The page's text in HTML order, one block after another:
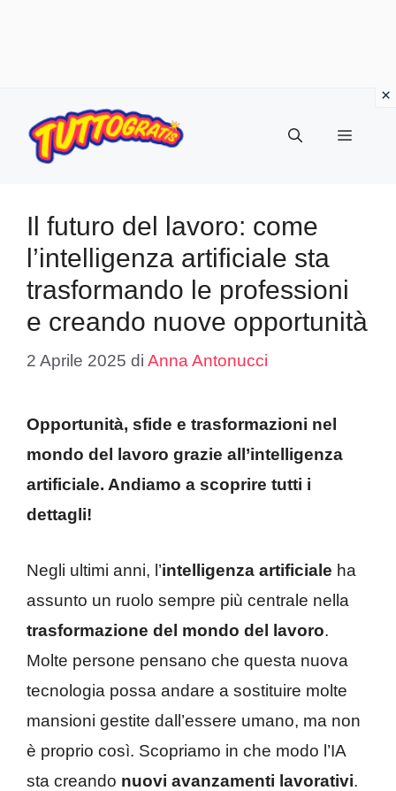
contenuto
Menu
Il futuro del lavoro: come
l’intelligenza artificiale sta
trasformando le professioni
e creando nuove opportunità
2 Aprile 2025 di Anna Antonucci
Opportunità, sfide e trasformazioni nel
mondo del lavoro grazie all’intelligenza
artificiale. Andiamo a scoprire tutti i
dettagli!
Negli ultimi anni, l’intelligenza artificiale ha
assunto un ruolo sempre più centrale nella
trasformazione del mondo del lavoro.
Molte persone pensano che questa nuova
tecnologia possa andare a sostituire molte
mansioni gestite dall’essere umano, ma non
è proprio così. Scopriamo in che modo l’IA
sta creando nuovi avanzamenti lavorativi.